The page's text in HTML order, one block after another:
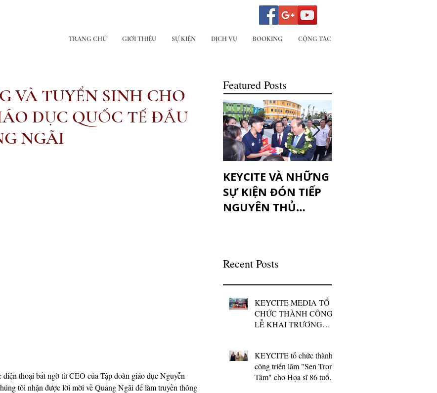
TRANG CHỦ GIỚI THIỆU SỰ KIỆN DỊCH VỤ BOOKING CỘNG TÁC
VÀ TUYỂN SINH CHO
DỤC QUỐC TẾ ĐẦU
NGÃI
thoại bất ngờ từ CEO của Tập đoàn giáo dục Nguyễn
tôi nhận được lời mời về Quảng Ngãi để làm truyền thông
Featured Posts
KEYCITE VÀ NHỮNG
SỰ KIỆN ĐÓN TIẾP
NGUYÊN THỦ
Recent Posts
KEYCITE MEDIA TỔ
CHỨC THÀNH CÔNG
LỄ KHAI TRƯƠNG
ĐỘNG SẢN NAM
LONG
KEYCITE tổ chức thành
công triển lãm "Sen Trong
Tâm" cho Họa sĩ 86 tuổi